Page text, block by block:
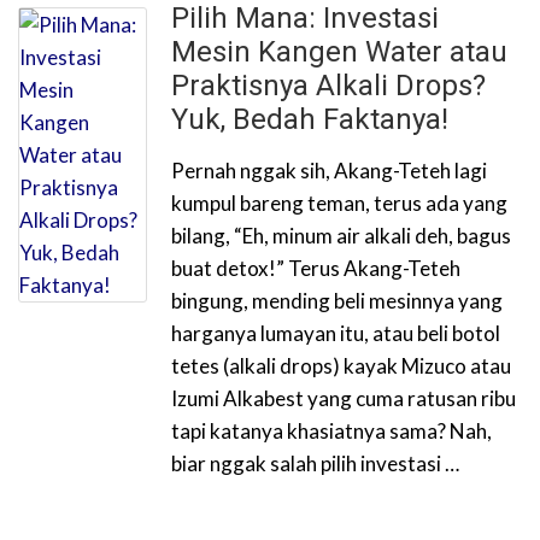
Pilih Mana: Investasi
Mesin Kangen Water atau
Praktisnya Alkali Drops?
Yuk, Bedah Faktanya!
Pernah nggak sih, Akang-Teteh lagi
kumpul bareng teman, terus ada yang
bilang, “Eh, minum air alkali deh, bagus
buat detox!” Terus Akang-Teteh
bingung, mending beli mesinnya yang
harganya lumayan itu, atau beli botol
tetes (alkali drops) kayak Mizuco atau
Izumi Alkabest yang cuma ratusan ribu
tapi katanya khasiatnya sama? Nah,
biar nggak salah pilih investasi …